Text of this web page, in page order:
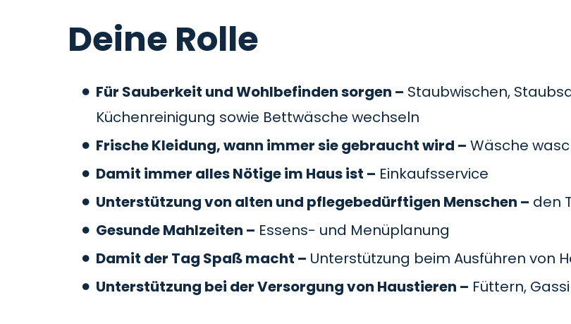
Deine Rolle
Für Sauberkeit und Wohlbefinden sorgen – Staubwischen,
Küchenreinigung sowie Bettwäsche wechseln
Frische Kleidung, wann immer sie gebraucht wird – Wäsche
Damit immer alles Nötige im Haus ist – Einkaufsservice
Unterstützung von alten und pflegebedürftigen Menschen – den
Gesunde Mahlzeiten – Essens- und Menüplanung
Damit der Tag Spaß macht – Unterstützung beim Ausführen von
Unterstützung bei der Versorgung von Haustieren – Füttern,